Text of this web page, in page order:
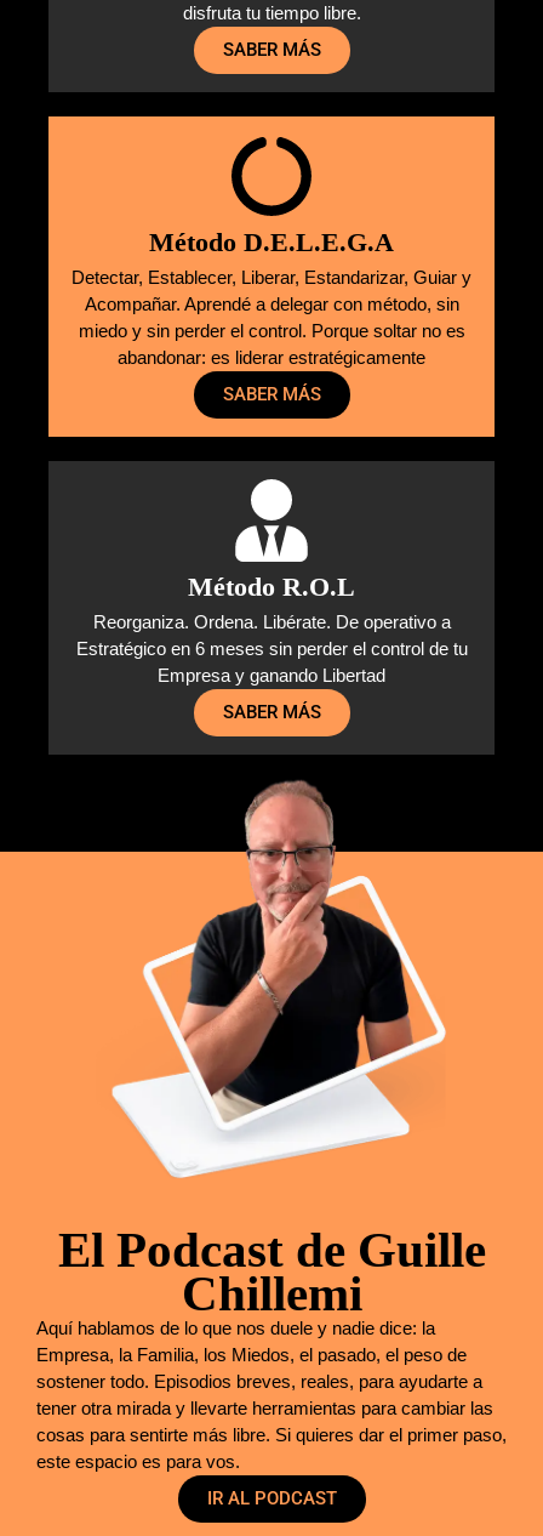
disfruta tu tiempo libre.
SABER MÁS
Método D.E.L.E.G.A
Detectar, Establecer, Liberar, Estandarizar, Guiar y
Acompañar. Aprendé a delegar con método, sin
miedo y sin perder el control. Porque soltar no es
abandonar: es liderar estratégicamente
SABER MÁS
Método R.O.L
Reorganiza. Ordena. Libérate. De operativo a
Estratégico en 6 meses sin perder el control de tu
Empresa y ganando Libertad
SABER MÁS
El Podcast de Guille
Chillemi
Aquí hablamos de lo que nos duele y nadie dice: la
Empresa, la Familia, los Miedos, el pasado, el peso de
sostener todo. Episodios breves, reales, para ayudarte a
tener otra mirada y llevarte herramientas para cambiar las
cosas para sentirte más libre. Si quieres dar el primer paso,
este espacio es para vos.
IR AL PODCAST